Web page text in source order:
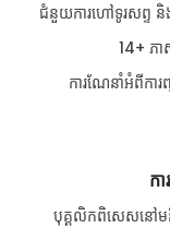
ជំនួយការហៅទូរសព្ទ និ
14+ ភា
ការណែនាំអំពីការ
ក
បុគ្គលិកពិសេសនៅមន្